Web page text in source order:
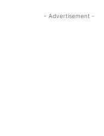
- Advertisement -